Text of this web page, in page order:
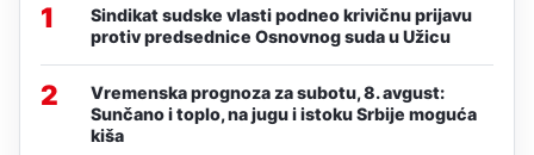
1
Sindikat sudske vlasti podneo krivičnu prijavu
protiv predsednice Osnovnog suda u Užicu
2
Vremenska prognoza za subotu, 8. avgust:
Sunčano i toplo, na jugu i istoku Srbije moguća
kiša